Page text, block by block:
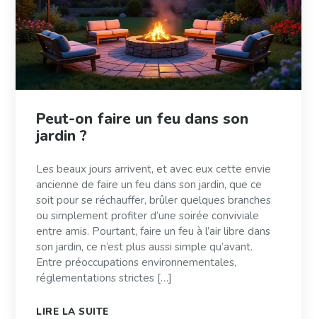
Peut-on faire un feu dans son
jardin ?
Les beaux jours arrivent, et avec eux cette envie
ancienne de faire un feu dans son jardin, que ce
soit pour se réchauffer, brûler quelques branches
ou simplement profiter d’une soirée conviviale
entre amis. Pourtant, faire un feu à l’air libre dans
son jardin, ce n’est plus aussi simple qu’avant.
Entre préoccupations environnementales,
réglementations strictes […]
LIRE LA SUITE